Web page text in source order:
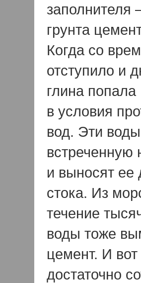
заполнителя
грунта
Когда со
отступило и
глина
в условия
вод. Эти
встреченную
и выносят ее
стока. Из
течение
воды тоже
цемент. И
достаточно